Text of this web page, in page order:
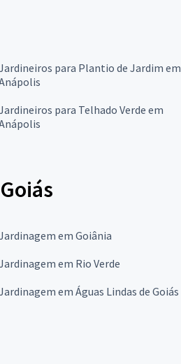
para Plantio de Jardim em
para Telhado Verde em
em Goiânia
em Rio Verde
em Águas Lindas de Goiás